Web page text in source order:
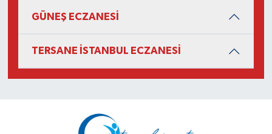
GÜNEŞ ECZANESİ
TERSANE İSTANBUL ECZANESİ